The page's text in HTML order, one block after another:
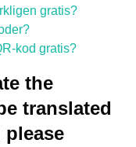
gratis?
kod gratis?
the
translated